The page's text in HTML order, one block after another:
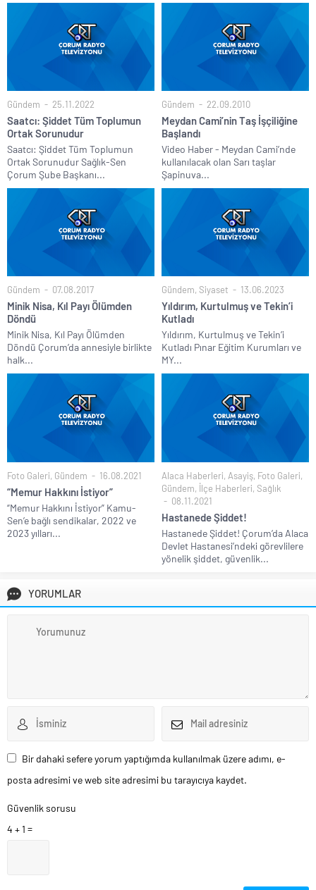
Gündem 25.11.2022
Saatcı: Şiddet Tüm Toplumun
Ortak Sorunudur
Saatcı: Şiddet Tüm Toplumun
Ortak Sorunudur Sağlık-Sen
Çorum Şube Başkanı...
Gündem 22.09.2010
Meydan Cami’nin Taş İşçiliğine
Başlandı
Video Haber - Meydan Cami’nde
kullanılacak olan Sarı taşlar
Şapinuva...
Gündem 07.08.2017
Minik Nisa, Kıl Payı Ölümden
Döndü
Minik Nisa, Kıl Payı Ölümden
Döndü Çorum’da annesiyle birlikte
halk...
Gündem, Siyaset 13.06.2023
Yıldırım, Kurtulmuş ve Tekin’i
Kutladı
Yıldırım, Kurtulmuş ve Tekin’i
Kutladı Pınar Eğitim Kurumları ve
MY...
Foto Galeri, Gündem 16.08.2021
“Memur Hakkını İstiyor”
“Memur Hakkını İstiyor” Kamu-
Sen’e bağlı sendikalar, 2022 ve
2023 yılları...
Alaca Haberleri, Asayiş, Foto Galeri,
Gündem, İlçe Haberleri, Sağlık
08.11.2021
Hastanede Şiddet!
Hastanede Şiddet! Çorum’da Alaca
Devlet Hastanesi’ndeki görevlilere
yönelik şiddet, güvenlik...
YORUMLAR
Bir dahaki sefere yorum yaptığımda kullanılmak üzere adımı, e-
posta adresimi ve web site adresimi bu tarayıcıya kaydet.
Güvenlik sorusu
4 + 1 =